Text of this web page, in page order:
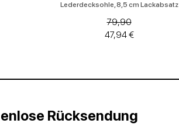
Lederdecksohle, 8,5 cm Lackabsatz
79,90
47,94 €
Rücksendung